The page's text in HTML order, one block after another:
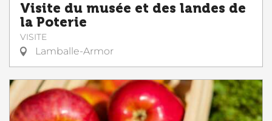
Visite du musée et des landes de
la Poterie
VISITE
Lamballe-Armor